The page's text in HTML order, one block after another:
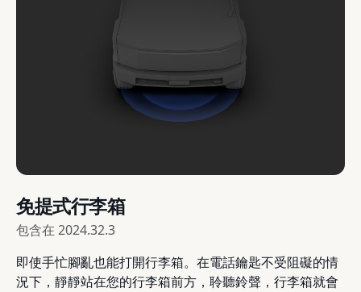
免提式行李箱
包含在 2024.32.3
即使手忙腳亂也能打開行李箱。在電話鑰匙不受阻礙的情
況下，靜靜站在您的行李箱前方，聆聽鈴聲，行李箱就會